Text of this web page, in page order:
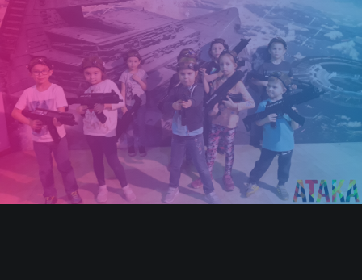
ИГРОВЫЕ ПЛОЩАДКИ
ЦЕНЫ
ПЕЙНТБОЛ
ЛАЗЕРТАГ
БАМПЕРБОЛ
СТРАЙКБОЛ
ПОДАРОЧНЫЕ СЕРТИФИКАТЫ
КОНТАКТЫ